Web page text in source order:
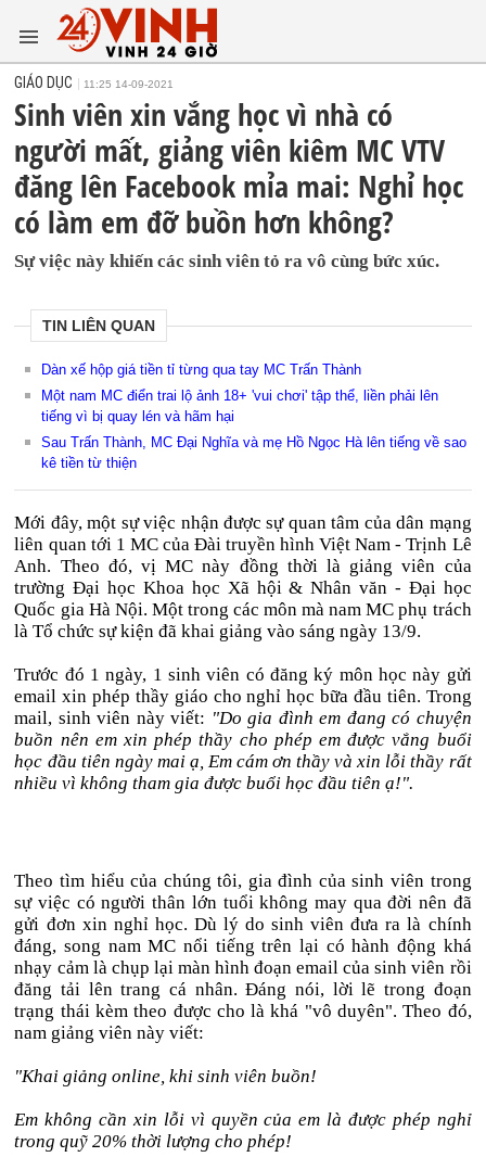
GIÁO DỤC 11:25 14-09-2021
Sinh viên xin vắng học vì nhà có
người mất, giảng viên kiêm MC VTV
đăng lên Facebook mỉa mai: Nghỉ học
có làm em đỡ buồn hơn không?
Sự việc này khiến các sinh viên tỏ ra vô cùng bức xúc.
TIN LIÊN QUAN
Dàn xế hộp giá tiền tỉ từng qua tay MC Trấn Thành
Một nam MC điển trai lộ ảnh 18+ 'vui chơi' tập thể, liền phải lên
tiếng vì bị quay lén và hãm hại
Sau Trấn Thành, MC Đại Nghĩa và mẹ Hồ Ngọc Hà lên tiếng về sao
kê tiền từ thiện
Mới đây, một sự việc nhận được sự quan tâm của dân mạng
liên quan tới 1 MC của Đài truyền hình Việt Nam - Trịnh Lê
Anh. Theo đó, vị MC này đồng thời là giảng viên của
trường Đại học Khoa học Xã hội & Nhân văn - Đại học
Quốc gia Hà Nội. Một trong các môn mà nam MC phụ trách
là Tổ chức sự kiện đã khai giảng vào sáng ngày 13/9.
Trước đó 1 ngày, 1 sinh viên có đăng ký môn học này gửi
email xin phép thầy giáo cho nghỉ học bữa đầu tiên. Trong
mail, sinh viên này viết: "Do gia đình em đang có chuyện
buồn nên em xin phép thầy cho phép em được vắng buổi
học đầu tiên ngày mai ạ, Em cám ơn thầy và xin lỗi thầy rất
nhiều vì không tham gia được buổi học đầu tiên ạ!".
Theo tìm hiểu của chúng tôi, gia đình của sinh viên trong
sự việc có người thân lớn tuổi không may qua đời nên đã
gửi đơn xin nghỉ học. Dù lý do sinh viên đưa ra là chính
đáng, song nam MC nổi tiếng trên lại có hành động khá
nhạy cảm là chụp lại màn hình đoạn email của sinh viên rồi
đăng tải lên trang cá nhân. Đáng nói, lời lẽ trong đoạn
trạng thái kèm theo được cho là khá "vô duyên". Theo đó,
nam giảng viên này viết:
"Khai giảng online, khi sinh viên buồn!
Em không cần xin lỗi vì quyền của em là được phép nghỉ
trong quỹ 20% thời lượng cho phép!